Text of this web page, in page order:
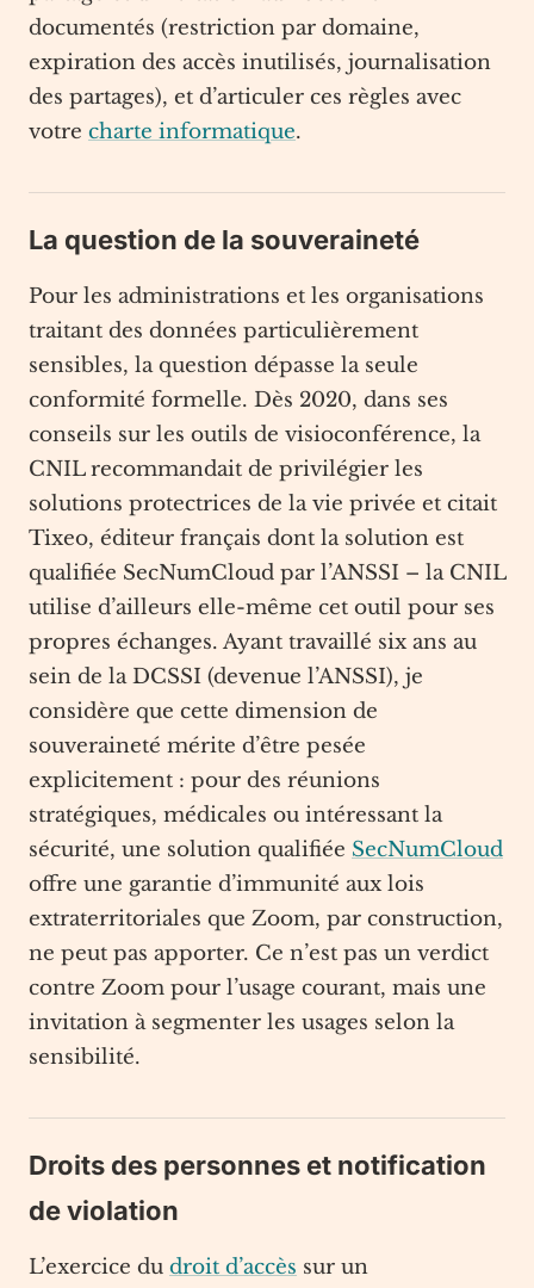
documentés (restriction par domaine,
expiration des accès inutilisés, journalisation
des partages), et d’articuler ces règles avec
votre charte informatique.
La question de la souveraineté
Pour les administrations et les organisations
traitant des données particulièrement
sensibles, la question dépasse la seule
conformité formelle. Dès 2020, dans ses
conseils sur les outils de visioconférence, la
CNIL recommandait de privilégier les
solutions protectrices de la vie privée et citait
Tixeo, éditeur français dont la solution est
qualifiée SecNumCloud par l’ANSSI – la CNIL
utilise d’ailleurs elle-même cet outil pour ses
propres échanges. Ayant travaillé six ans au
sein de la DCSSI (devenue l’ANSSI), je
considère que cette dimension de
souveraineté mérite d’être pesée
explicitement : pour des réunions
stratégiques, médicales ou intéressant la
sécurité, une solution qualifiée SecNumCloud
offre une garantie d’immunité aux lois
extraterritoriales que Zoom, par construction,
ne peut pas apporter. Ce n’est pas un verdict
contre Zoom pour l’usage courant, mais une
invitation à segmenter les usages selon la
sensibilité.
Droits des personnes et notification
de violation
L’exercice du droit d’accès sur un